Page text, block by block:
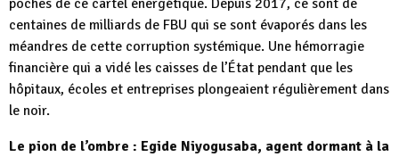
centaines de milliards de FBU qui se sont évaporés dans les
méandres de cette corruption systémique. Une hémorragie
financière qui a vidé les caisses de l’État pendant que les
hôpitaux, écoles et entreprises plongeaient régulièrement dans
le noir.
Le pion de l’ombre : Egide Niyogusaba, agent dormant à la